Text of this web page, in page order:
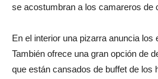
se acostumbran a los camareros de
En el interior una pizarra anuncia los
También ofrece una gran opción de
que están cansados ​​de buffet de los